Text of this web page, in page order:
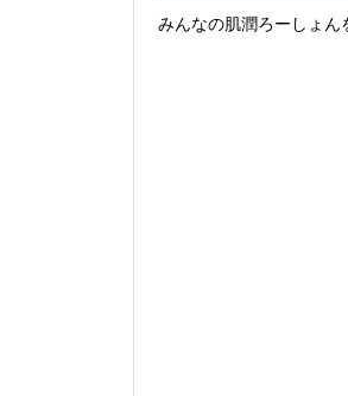
みんなの肌潤ろーしょん